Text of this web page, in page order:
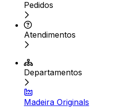
Pedidos
Atendimentos
Departamentos
Madeira Originals